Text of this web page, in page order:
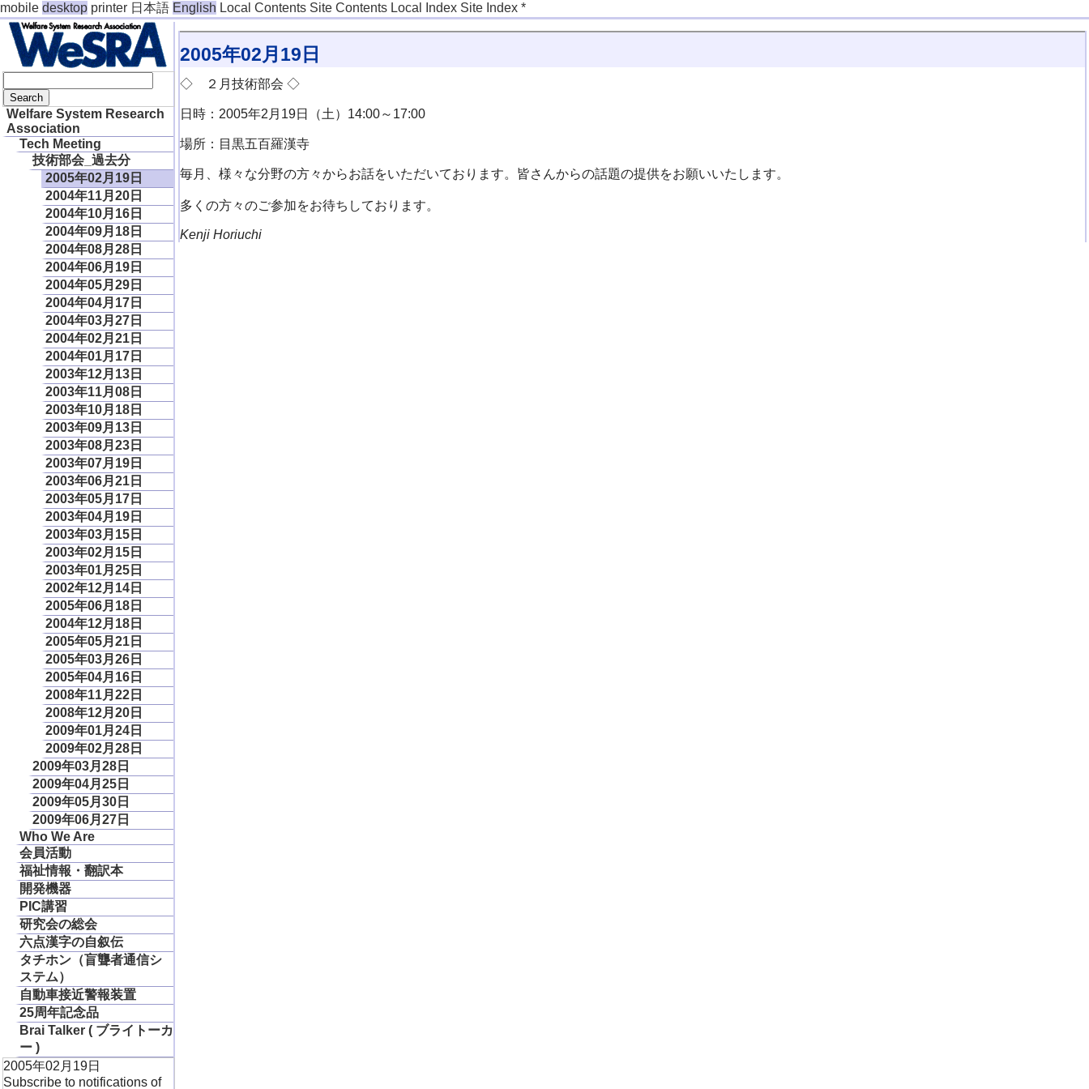
mobile desktop printer 日本語 English Local Contents Site Contents Local Index Site Index *
Welfare System Research
Association
Tech Meeting
技術部会_過去分
2005年02月19日
2004年11月20日
2004年10月16日
2004年09月18日
2004年08月28日
2004年06月19日
2004年05月29日
2004年04月17日
2004年03月27日
2004年02月21日
2004年01月17日
2003年12月13日
2003年11月08日
2003年10月18日
2003年09月13日
2003年08月23日
2003年07月19日
2003年06月21日
2003年05月17日
2003年04月19日
2003年03月15日
2003年02月15日
2003年01月25日
2002年12月14日
2005年06月18日
2004年12月18日
2005年05月21日
2005年03月26日
2005年04月16日
2008年11月22日
2008年12月20日
2009年01月24日
2009年02月28日
2009年03月28日
2009年04月25日
2009年05月30日
2009年06月27日
Who We Are
会員活動
福祉情報・翻訳本
開発機器
PIC講習
研究会の総会
六点漢字の自叙伝
タチホン（盲聾者通信シ
ステム）
自動車接近警報装置
25周年記念品
Brai Talker ( ブライトーカ
ー )
2005年02月19日
Subscribe to notifications of
2005年02月19日
◇ ２月技術部会 ◇
日時：2005年2月19日（土）14:00～17:00
場所：目黒五百羅漢寺
毎月、様々な分野の方々からお話をいただいております。皆さんからの話題の提供をお願いいたします。
多くの方々のご参加をお待ちしております。
Kenji Horiuchi